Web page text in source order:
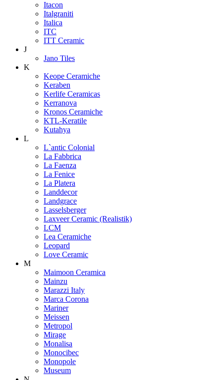
Itacon
Italgraniti
Italica
ITC
ITT Ceramic
J
Jano Tiles
K
Keope Ceramiche
Keraben
Kerlife Ceramicas
Kerranova
Kronos Ceramiche
KTL-Keratile
Kutahya
L
L`antic Colonial
La Fabbrica
La Faenza
La Fenice
La Platera
Landdecor
Landgrace
Lasselsberger
Laxveer Ceramic (Realistik)
LCM
Lea Ceramiche
Leopard
Love Ceramic
M
Maimoon Ceramica
Mainzu
Marazzi Italy
Marca Corona
Mariner
Meissen
Metropol
Mirage
Monalisa
Monocibec
Monopole
Museum